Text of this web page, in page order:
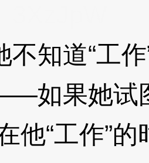
道“工作
如果她试
他“工作”